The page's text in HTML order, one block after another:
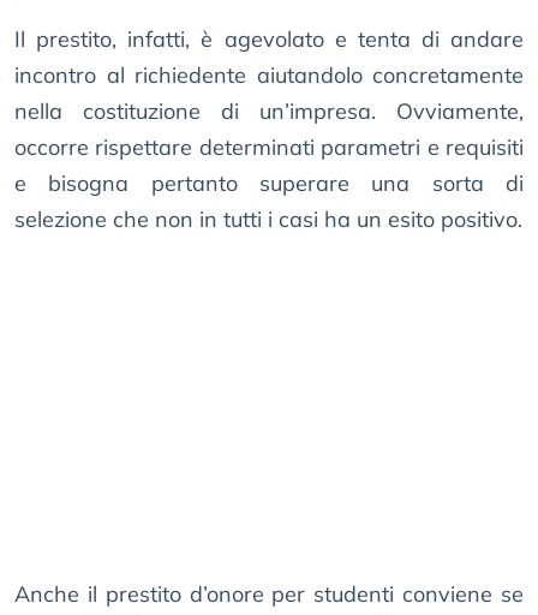
Il prestito, infatti, è agevolato e tenta di andare
incontro al richiedente aiutandolo concretamente
nella costituzione di un’impresa. Ovviamente,
occorre rispettare determinati parametri e requisiti
e bisogna pertanto superare una sorta di
selezione che non in tutti i casi ha un esito positivo.
Anche il prestito d’onore per studenti conviene se